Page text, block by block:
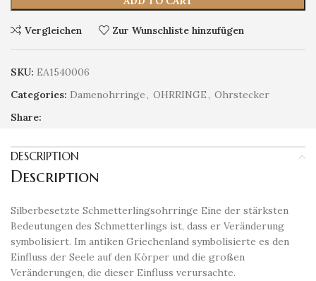
Vergleichen Zur Wunschliste hinzufügen
SKU: EA1540006
Categories: Damenohrringe, OHRRINGE, Ohrstecker
Share:
DESCRIPTION
Description
Silberbesetzte Schmetterlingsohrringe Eine der stärksten
Bedeutungen des Schmetterlings ist, dass er Veränderung
symbolisiert. Im antiken Griechenland symbolisierte es den
Einfluss der Seele auf den Körper und die großen
Veränderungen, die dieser Einfluss verursachte.